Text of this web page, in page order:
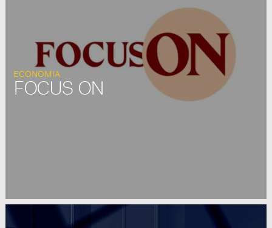
ECONOMIA
FOCUS ON